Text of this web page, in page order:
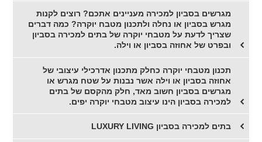
מגרשים בסביון למכירה מעניינים אתכם? רוצים לקנות
מגרש בסביון או נחלה ולתכנון מטבח יוקרה? כמה דברים
שצריך לדעת על מטבחי יוקרה של בתים למכירה בסביון
ובפרט של אחוזה בסביון או וילה.
תכנון מטבחי יוקרה כחלק מתכנון אדרכילי עיצובי של
אחוזה בסביון או וילה אשר נבנות על שטח מגרש או
מגרשים בסביון חשוב מאד, חלק מהקסם של בתים
למכירה בסביון הינו עיצוב מטבחי יוקרה יפים.
בתים למכירה בסביון LUXURY LIVING